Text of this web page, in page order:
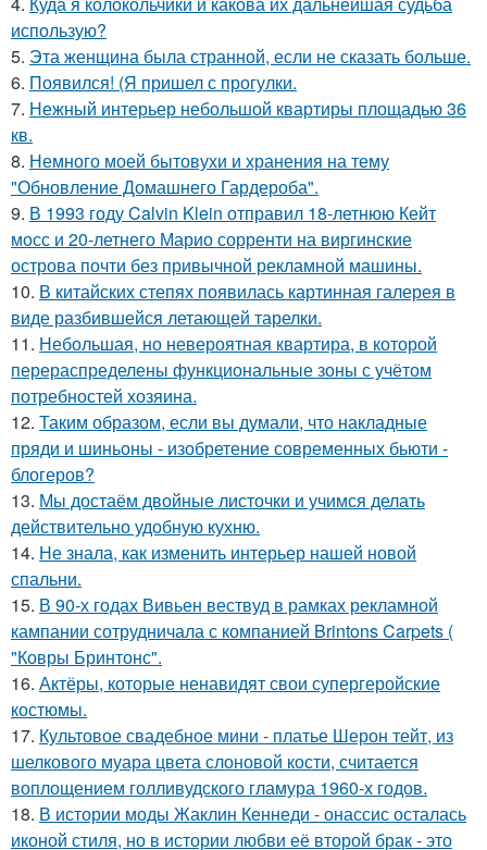
использую?
5. Эта женщина была странной, если не сказать больше.
6. Появился! (Я пришел с прогулки.
7. Нежный интерьер небольшой квартиры площадью 36
кв.
8. Немного моей бытовухи и хранения на тему
"Обновление Домашнего Гардероба".
9. В 1993 году Calvin Klein отправил 18-летнюю Кейт
мосс и 20-летнего Марио сорренти на виргинские
острова почти без привычной рекламной машины.
10. В китайских степях появилась картинная галерея в
виде разбившейся летающей тарелки.
11. Небольшая, но невероятная квартира, в которой
перераспределены функциональные зоны с учётом
потребностей хозяина.
12. Таким образом, если вы думали, что накладные
пряди и шиньоны - изобретение современных бьюти -
блогеров?
13. Мы достаём двойные листочки и учимся делать
действительно удобную кухню.
14. Не знала, как изменить интерьер нашей новой
спальни.
15. В 90-х годах Вивьен вествуд в рамках рекламной
кампании сотрудничала с компанией Brintons Carpets (
"Ковры Бринтонс".
16. Актёры, которые ненавидят свои супергеройские
костюмы.
17. Культовое свадебное мини - платье Шерон тейт, из
шелкового муара цвета слоновой кости, считается
воплощением голливудского гламура 1960-х годов.
18. В истории моды Жаклин Кеннеди - онассис осталась
иконой стиля, но в истории любви её второй брак - это